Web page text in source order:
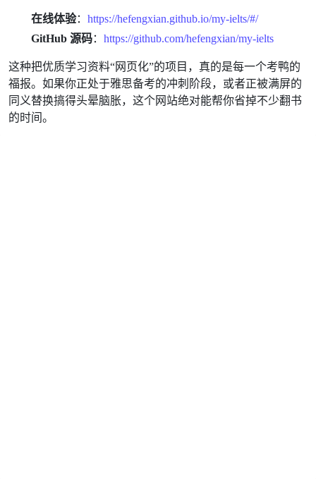
在线体验： https://hefengxian.github.io/my-ielts/#/
GitHub 源码： https://github.com/hefengxian/my-ielts
这种把优质学习资料“网页化”的项目，真的是每一个考鸭的
福报。如果你正处于雅思备考的冲刺阶段，或者正被满屏的
同义替换搞得头晕脑胀，这个网站绝对能帮你省掉不少翻书
的时间。